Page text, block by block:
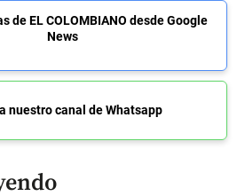
de EL COLOMBIANO desde Google
News
nuestro canal de Whatsapp